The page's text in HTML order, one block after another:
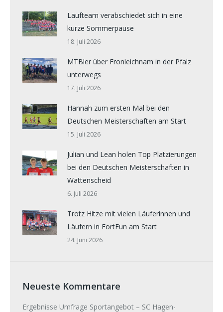
Laufteam verabschiedet sich in eine
kurze Sommerpause
18. Juli 2026
MTBler über Fronleichnam in der Pfalz
unterwegs
17. Juli 2026
Hannah zum ersten Mal bei den
Deutschen Meisterschaften am Start
15. Juli 2026
Julian und Lean holen Top Platzierungen
bei den Deutschen Meisterschaften in
Wattenscheid
6. Juli 2026
Trotz Hitze mit vielen Läuferinnen und
Läufern in FortFun am Start
24. Juni 2026
Neueste Kommentare
Ergebnisse Umfrage Sportangebot – SC Hagen-